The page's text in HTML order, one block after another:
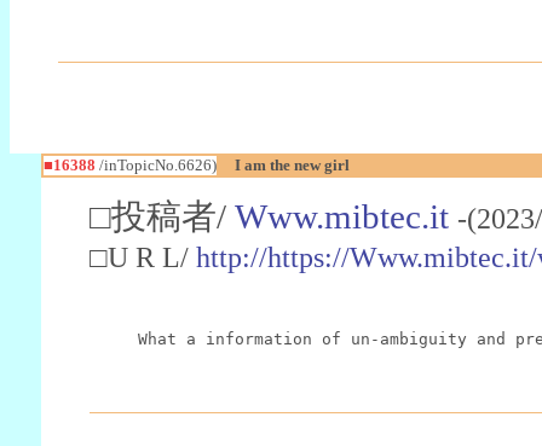
■16388 /inTopicNo.6626) I am the new girl
□投稿者/ Www.mibtec.it -
□U R L/ http://https://
What a information of un-ambiguity and